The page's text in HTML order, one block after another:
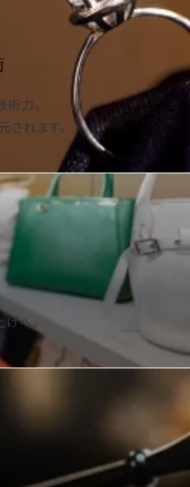
力。
れます。
へ。